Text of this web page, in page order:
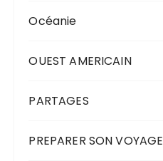
Océanie
OUEST AMERICAIN
PARTAGES
PREPARER SON VOYAGE